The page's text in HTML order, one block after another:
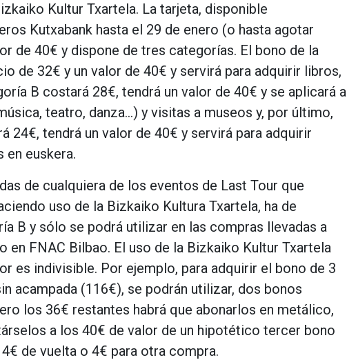
Kultur Txartela. La tarjeta, disponible
Kutxabank hasta el 29 de enero (o hasta agotar
de 40€ y dispone de tres categorías. El bono de la
de 32€ y un valor de 40€ y servirá para adquirir libros,
B costará 28€, tendrá un valor de 40€ y se aplicará a
teatro, danza…) y visitas a museos y, por último,
24€, tendrá un valor de 40€ y servirá para adquirir
euskera.
de cualquiera de los eventos de Last Tour que
uso de la Bizkaiko Kultura Txartela, ha de
B y sólo se podrá utilizar en las compras llevadas a
en FNAC Bilbao. El uso de la Bizkaiko Kultur Txartela
es indivisible. Por ejemplo, para adquirir el bono de 3
acampada (116€), se podrán utilizar, dos bonos
los 36€ restantes habrá que abonarlos en metálico,
a los 40€ de valor de un hipotético tercer bono
de vuelta o 4€ para otra compra.